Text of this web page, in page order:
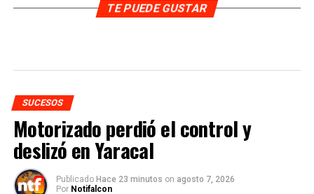
TE PUEDE GUSTAR
SUCESOS
Motorizado perdió el control y
deslizó en Yaracal
Publicado Hace 23 minutos on agosto 7, 2026
Por Notifalcon